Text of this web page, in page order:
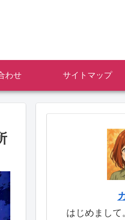
わせ サイトマップ
はじめまして